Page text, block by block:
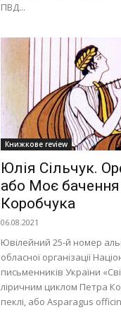
ПВД...
Книжкове review
Юлія Сільчук.
або Моє
Коробчука
06.08.2021
Ювілейний 25-й номер
обласної організації
письменників України
ліричним циклом Петра
пеклі, або Asparagus